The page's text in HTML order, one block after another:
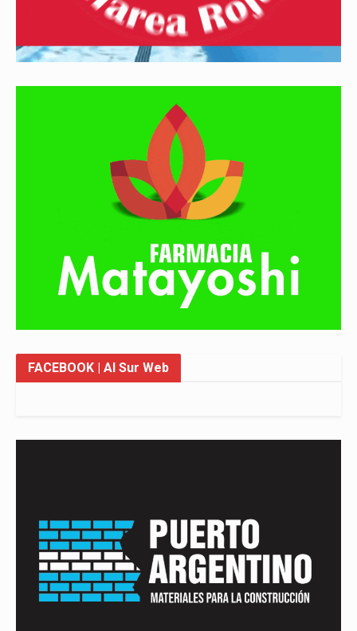
FACEBOOK | Al Sur Web